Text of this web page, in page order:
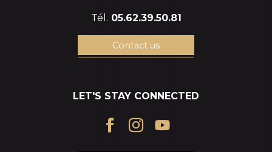
Tél. 05.62.39.50.81
Contact us
LET'S STAY CONNECTED